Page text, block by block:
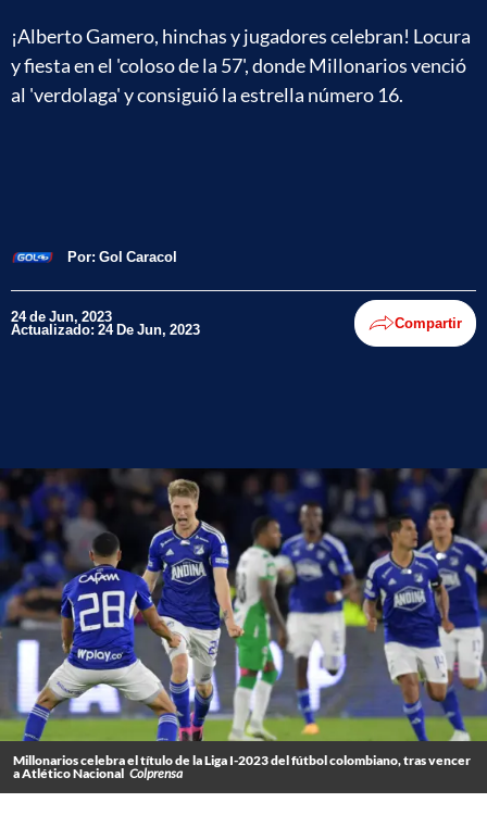
¡Alberto Gamero, hinchas y jugadores celebran! Locura
y fiesta en el 'coloso de la 57', donde Millonarios venció
al 'verdolaga' y consiguió la estrella número 16.
Por: Gol Caracol
24 de Jun, 2023
Actualizado: 24 De Jun, 2023 Compartir
Millonarios celebra el título de la Liga I-2023 del fútbol colombiano, tras vencer
a Atlético Nacional Colprensa